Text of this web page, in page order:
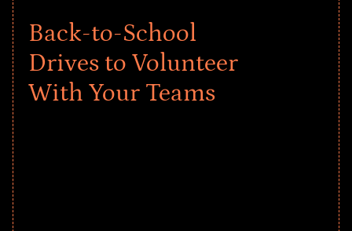
Back-to-School
Drives to Volunteer
With Your Teams